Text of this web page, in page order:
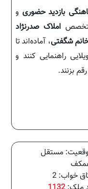
بازدید حضوری و
املاک صدرنژاد
شگفتی، آماده‌اند تا
راهنمایی کنند و
بزنند.
مستقل
خواب: 2